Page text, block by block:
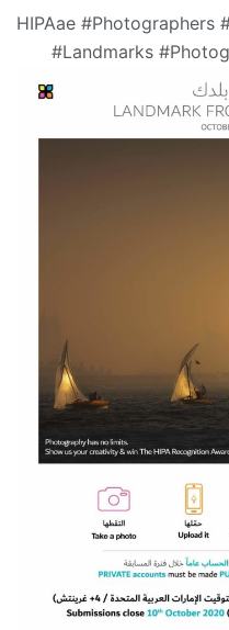
#HIPAae
#Landmarks